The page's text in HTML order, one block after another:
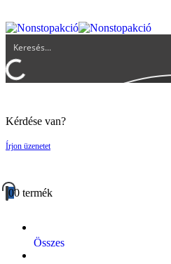
Kérdése van?
Írjon üzenetet
00 termék
Összes